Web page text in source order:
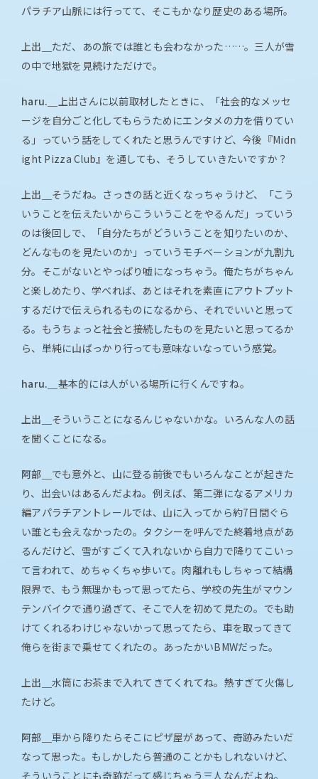
パラチア山脈には行ってて、そこもかなり歴史のある場所。
上出＿ ただ、あの旅では誰とも会わなかった……。三人が雪
の中で地獄を見続けただけで。
haru.＿ 上出さんに以前取材したときに、「社会的なメッセ
ージを自分ごと化してもらうためにエンタメの力を借りてい
る」っていう話をしてくれたと思うんですけど、今後『Midn
ight Pizza Club』を通しても、そうしていきたいですか？
上出＿ そうだね。さっきの話と近くなっちゃうけど、「こう
いうことを伝えたいからこういうことをやるんだ」っていう
のは後回しで、「自分たちがどういうことを知りたいのか、
どんなものを見たいのか」っていうモチベーションが九割九
分。そこがないとやっぱり嘘になっちゃう。俺たちがちゃん
と楽しめたり、学べれば、あとはそれを素直にアウトプット
するだけで伝えられるものになるから、それでいいと思って
る。もうちょっと社会と接続したものを見たいと思ってるか
ら、単純に山ばっかり行っても意味ないなっていう感覚。
haru.＿ 基本的には人がいる場所に行くんですね。
上出＿ そういうことになるんじゃないかな。いろんな人の話
を聞くことになる。
阿部＿ でも意外と、山に登る前後でもいろんなことが起きた
り、出会いはあるんだよね。例えば、第二弾になるアメリカ
編アパラチアントレールでは、山に入ってから約7日間ぐら
い誰とも会えなかったの。タクシーを呼んでた終着地点があ
るんだけど、雪がすごくて入れないから自力で降りてこいっ
て言われて、めちゃくちゃ歩いて。肉離れもしちゃって結構
限界で、もう無理かもって思ってたら、学校の先生がマウン
テンバイクで通り過ぎて、そこで人を初めて見たの。でも助
けてくれるわけじゃないかって思ってたら、車を取ってきて
俺らを街まで乗せてくれたの。あったかいBMWだった。
上出＿ 水筒にお茶まで入れてきてくれてね。熱すぎて火傷し
たけど。
阿部＿ 車から降りたらそこにピザ屋があって、奇跡みたいだ
なって思った。もしかしたら普通のことかもしれないけど、
そういうことにも奇跡だって感じちゃう三人なんだよね。